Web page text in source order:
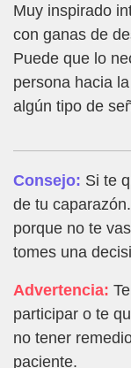
Muy inspirado
con ganas de
Puede que lo
persona hacia
algún tipo de
Consejo: Si te
de tu
porque no te
tomes una
Advertencia:
participar o te
no tener
paciente.